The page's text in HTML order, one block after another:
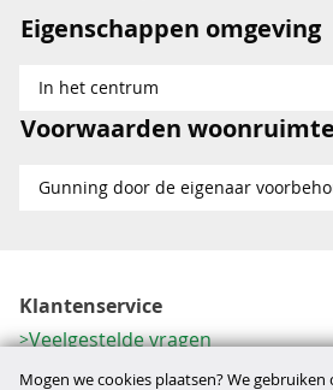
Eigenschappen omgeving
In het centrum
Voorwaarden woonruimte
Gunning door de eigenaar
Klantenservice
Veelgestelde vragen
Contactformulier
Mogen we cookies plaatsen? We